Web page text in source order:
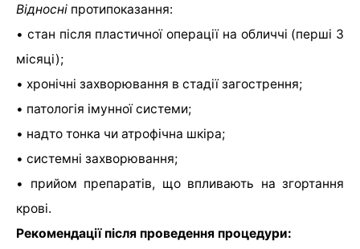
Відносні протипоказання:
• стан після пластичної операції на обличчі (перші 3
місяці);
• хронічні захворювання в стадії загострення;
• патологія імунної системи;
• надто тонка чи атрофічна шкіра;
• системні захворювання;
• прийом препаратів, що впливають на згортання
крові.
Рекомендації після проведення процедури: